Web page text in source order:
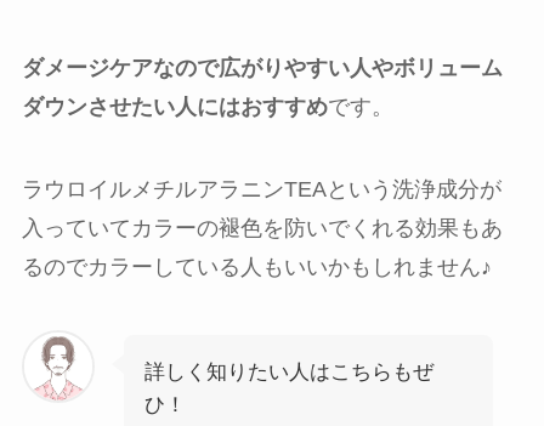
ダメージケアなので広がりやすい人やボリューム
ダウンさせたい人にはおすすめです。
ラウロイルメチルアラニンTEAという洗浄成分が
入っていてカラーの褪色を防いでくれる効果もあ
るのでカラーしている人もいいかもしれません♪
詳しく知りたい人はこちらもぜ
ひ！